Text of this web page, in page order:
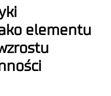
elementu